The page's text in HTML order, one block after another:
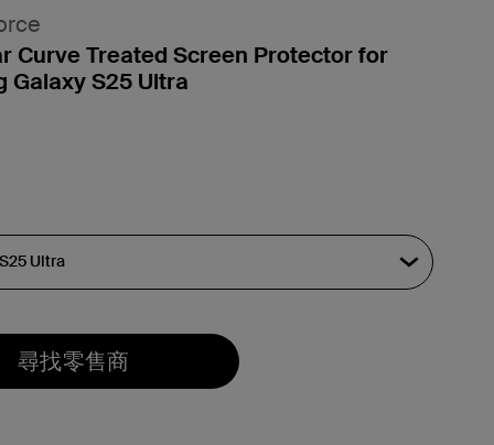
Curve Treated Screen Protector for
Galaxy S25 Ultra
尋找零售商